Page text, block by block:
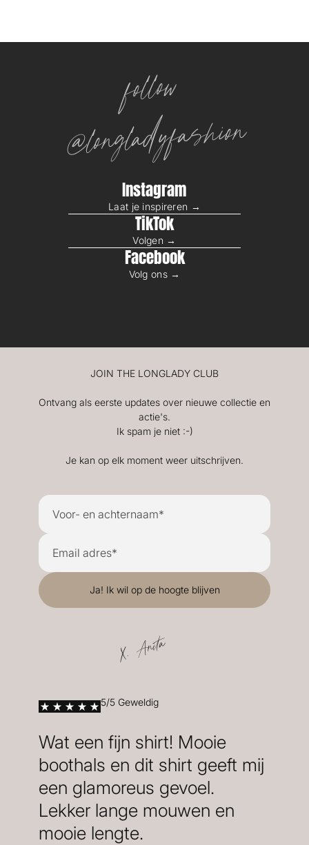
follow
@longladyfashion
Instagram
Laat je inspireren →
TikTok
Volgen →
Facebook
Volg ons →
JOIN THE LONGLADY CLUB
Ontvang als eerste updates over nieuwe collectie en
actie's.
Ik spam je niet :-)
Je kan op elk moment weer uitschrijven.
X. Anita
5/5 Geweldig
Wat een fijn shirt! Mooie
boothals en dit shirt geeft mij
een glamoreus gevoel.
Lekker lange mouwen en
mooie lengte.